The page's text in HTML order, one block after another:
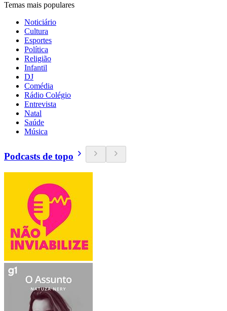
Temas mais populares
Noticiário
Cultura
Esportes
Política
Religião
Infantil
DJ
Comédia
Rádio Colégio
Entrevista
Natal
Saúde
Música
Podcasts de topo